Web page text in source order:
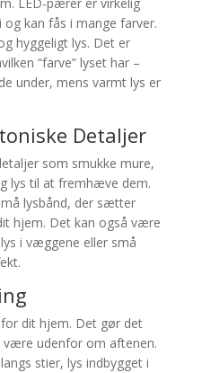
LED-pærer er virkelig
kan fås i mange farver.
hyggeligt lys. Det er
“farve” lyset har –
under, mens varmt lys er
Detaljer
som smukke mure,
lys til at fremhæve dem.
lysbånd, der sætter
hjem. Det kan også være
i væggene eller små
dit hjem. Det gør det
være udenfor om aftenen.
stier, lys indbygget i